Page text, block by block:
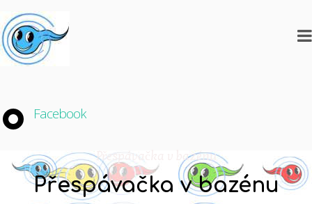
Facebook
Přespávačka v bazénu
Přespávačka v bazénu